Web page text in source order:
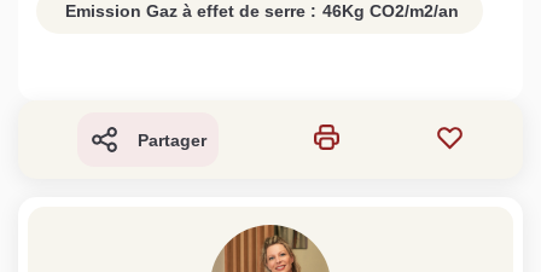
Emission Gaz à effet de serre : 46Kg CO2/m2/an
Partager